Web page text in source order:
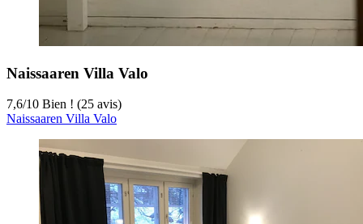
Naissaaren Villa Valo
7,6/10 Bien ! (25 avis)
Naissaaren Villa Valo